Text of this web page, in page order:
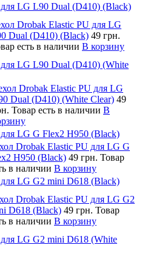
LG L90 Dual (D410) (Black)
Drobak Elastic PU для LG
Dual (D410) (Black) 49 грн.
есть в наличии В корзину
LG L90 Dual (D410) (White
Drobak Elastic PU для LG
Dual (D410) (White Clear) 49
Товар есть в наличии В
LG G Flex2 H950 (Black)
Drobak Elastic PU для LG G
H950 (Black) 49 грн. Товар
в наличии В корзину
LG G2 mini D618 (Black)
Drobak Elastic PU для LG G2
D618 (Black) 49 грн. Товар
в наличии В корзину
LG G2 mini D618 (White